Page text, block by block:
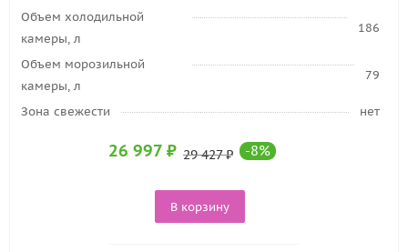
Объем холодильной
камеры, л
186
Объем морозильной
камеры, л
79
Зона свежести нет
26 997 ₽ 29 427₽ -8%
В корзину